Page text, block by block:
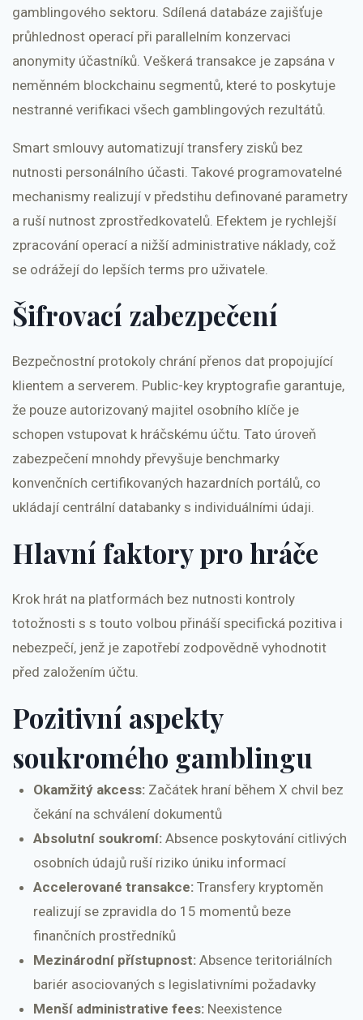
gamblingového sektoru. Sdílená databáze zajišťuje
průhlednost operací při parallelním konzervaci
anonymity účastníků. Veškerá transakce je zapsána v
neměnném blockchainu segmentů, které to poskytuje
nestranné verifikaci všech gamblingových rezultátů.
Smart smlouvy automatizují transfery zisků bez
nutnosti personálního účasti. Takové programovatelné
mechanismy realizují v předstihu definované parametry
a ruší nutnost zprostředkovatelů. Efektem je rychlejší
zpracování operací a nižší administrative náklady, což
se odrážejí do lepších terms pro uživatele.
Šifrovací zabezpečení
Bezpečnostní protokoly chrání přenos dat propojující
klientem a serverem. Public-key kryptografie garantuje,
že pouze autorizovaný majitel osobního klíče je
schopen vstupovat k hráčskému účtu. Tato úroveň
zabezpečení mnohdy převyšuje benchmarky
konvenčních certifikovaných hazardních portálů, co
ukládají centrální databanky s individuálními údaji.
Hlavní faktory pro hráče
Krok hrát na platformách bez nutnosti kontroly
totožnosti s s touto volbou přináší specifická pozitiva i
nebezpečí, jenž je zapotřebí zodpovědně vyhodnotit
před založením účtu.
Pozitivní aspekty
soukromého gamblingu
Okamžitý akcess:Začátek hraní během X chvil bez
čekání na schválení dokumentů
Absolutní soukromí:Absence poskytování citlivých
osobních údajů ruší riziko úniku informací
Accelerované transakce:Transfery kryptoměn
realizují se zpravidla do 15 momentů beze
finančních prostředníků
Mezinárodní přístupnost:Absence teritoriálních
bariér asociovaných s legislativními požadavky
Menší administrative fees:Neexistence